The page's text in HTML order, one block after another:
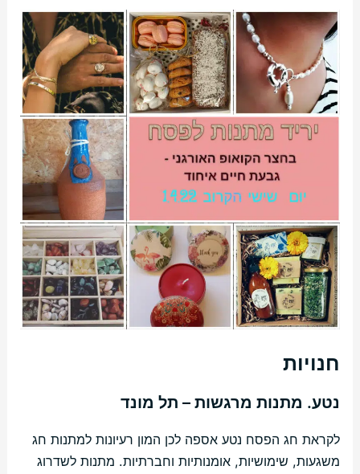
חנויות
נטע. מתנות מרגשות – תל מונד
לקראת חג הפסח נטע אספה לכן המון רעיונות למתנות חג
משגעות, שימושיות, אומנותיות וחברתיות. מתנות לשדרוג